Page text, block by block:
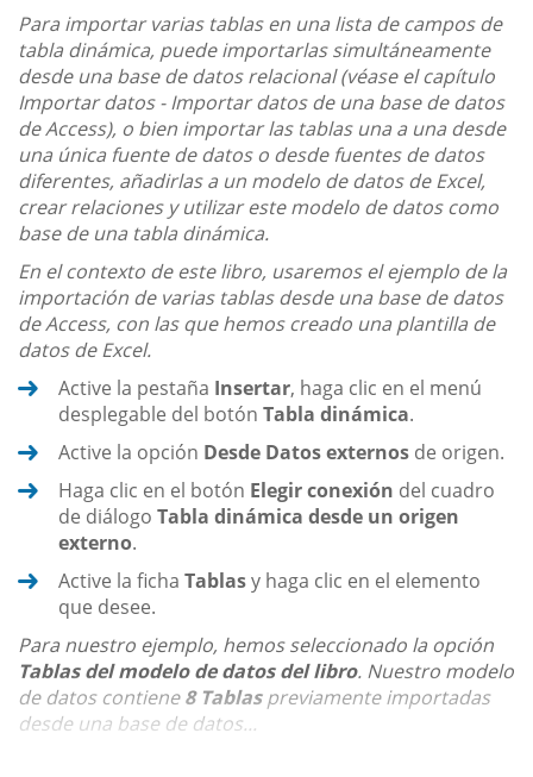
Para importar varias tablas en una lista de campos de
tabla dinámica, puede importarlas simultáneamente
desde una base de datos relacional (véase el capítulo
Importar datos - Importar datos de una base de datos
de Access), o bien importar las tablas una a una desde
una única fuente de datos o desde fuentes de datos
diferentes, añadirlas a un modelo de datos de Excel,
crear relaciones y utilizar este modelo de datos como
base de una tabla dinámica.
En el contexto de este libro, usaremos el ejemplo de la
importación de varias tablas desde una base de datos
de Access, con las que hemos creado una plantilla de
datos de Excel.
Active la pestaña Insertar, haga clic en el menú
desplegable del botón Tabla dinámica.
Active la opción Desde Datos externos de origen.
Haga clic en el botón Elegir conexión del cuadro
de diálogo Tabla dinámica desde un origen
externo.
Active la ficha Tablasy haga clic en el elemento
que desee.
Para nuestro ejemplo, hemos seleccionado la opción
Tablas del modelo de datos del libro. Nuestro modelo
de datos contiene8 Tablaspreviamente importadas
desde una base de datos...